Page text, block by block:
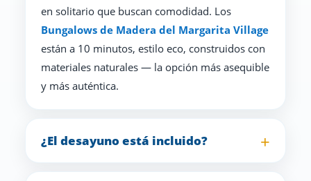
en solitario que buscan comodidad. Los
Bungalows de Madera del Margarita Village
están a 10 minutos, estilo eco, construidos con
materiales naturales — la opción más asequible
y más auténtica.
¿El desayuno está incluido?